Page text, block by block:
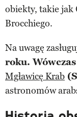
obiekty, takie jak
Brocchiego.
Na uwagę
roku.
Mgławicę Krab
astronomów